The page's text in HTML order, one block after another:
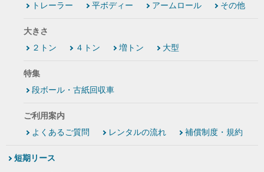
トレーラー
平ボディー アームロール その他
大きさ
２トン
４トン 増トン 大型
特集
段ボール・古紙回収車
ご利用案内
よくあるご質問
レンタルの流れ 補償制度・規約
短期リース